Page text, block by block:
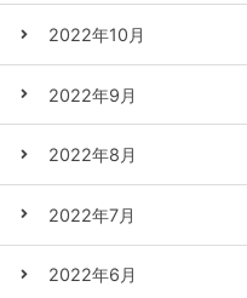
2022年10月
2022年9月
2022年8月
2022年7月
2022年6月